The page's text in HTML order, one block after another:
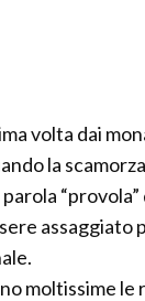
volta dai
la
parola
assaggiato
moltissime